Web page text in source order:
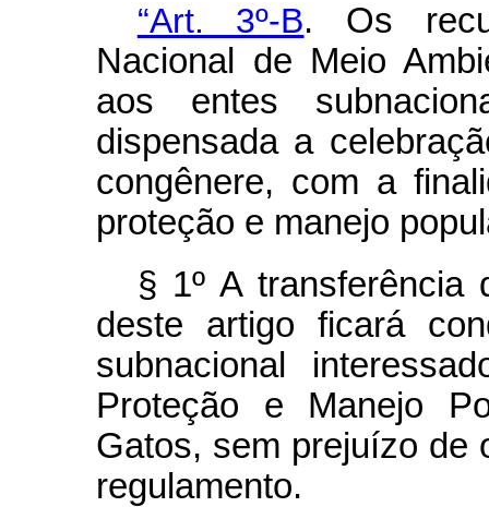
“Art. 3º-B. Os
Nacional de Meio
aos entes
dispensada a
congênere, com a
proteção e manejo
§ 1º A transferência
deste artigo ficará
subnacional
Proteção e Manejo
Gatos, sem prejuízo de
regulamento.